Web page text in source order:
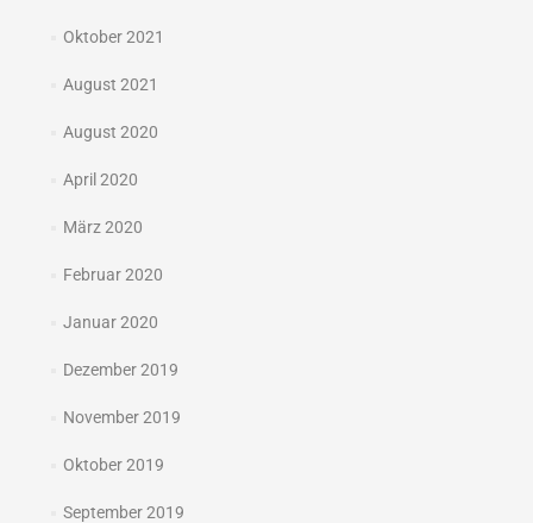
Oktober 2021
August 2021
August 2020
April 2020
März 2020
Februar 2020
Januar 2020
Dezember 2019
November 2019
Oktober 2019
September 2019